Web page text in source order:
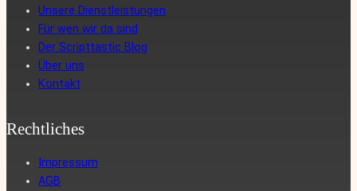
Unsere Dienstleistungen
Für wen wir da sind
Der Scripttastic Blog
Über uns
Kontakt
Rechtliches
Impressum
AGB